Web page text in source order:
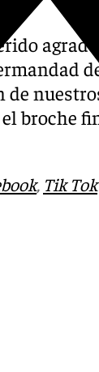
de
broche
, Tik Tok